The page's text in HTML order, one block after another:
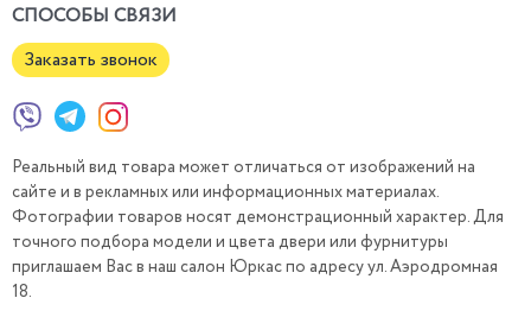
СПОСОБЫ СВЯЗИ
Заказать звонок
Реальный вид товара может отличаться от изображений на
сайте и в рекламных или информационных материалах.
Фотографии товаров носят демонстрационный характер. Для
точного подбора модели и цвета двери или фурнитуры
приглашаем Вас в наш салон Юркас по адресу ул. Аэродромная
18.